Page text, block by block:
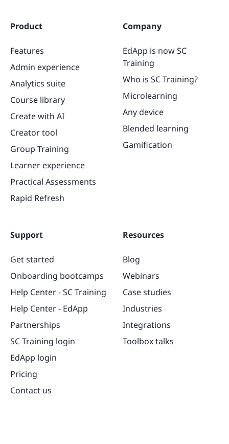
Product
Features
Admin experience
Analytics suite
Course library
Create with AI
Creator tool
Group Training
Learner experience
Practical Assessments
Rapid Refresh
Company
EdApp is now SC
Training
Who is SC Training?
Microlearning
Any device
Blended learning
Gamification
Support
Get started
Onboarding bootcamps
Help Center - SC Training
Help Center - EdApp
Partnerships
SC Training login
EdApp login
Pricing
Contact us
Resources
Blog
Webinars
Case studies
Industries
Integrations
Toolbox talks